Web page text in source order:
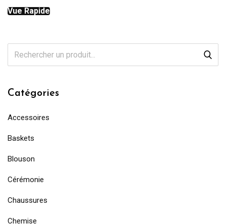
Vue Rapide
Catégories
Accessoires
Baskets
Blouson
Cérémonie
Chaussures
Chemise